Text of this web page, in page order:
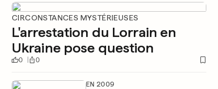
CIRCONSTANCES MYSTÉRIEUSES
L'arrestation du Lorrain en
Ukraine pose question
0 0
EN 2009